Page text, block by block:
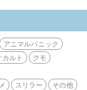
アニマルパニック
カルト
クモ
スリラー
その他